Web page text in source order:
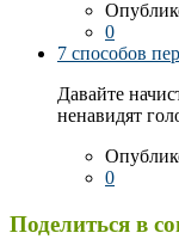
0
7 способов
Давайте
ненавидят
0
Поделиться в